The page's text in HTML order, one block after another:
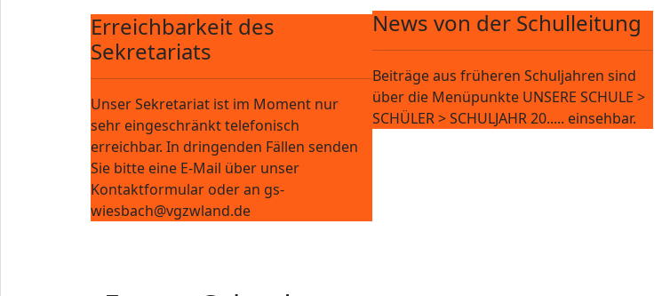
Erreichbarkeit des
Sekretariats
Unser Sekretariat ist im Moment nur
sehr eingeschränkt telefonisch
erreichbar. In dringenden Fällen senden
Sie bitte eine E-Mail über unser
Kontaktformular oder an gs-
wiesbach@vgzwland.de
News von der Schulleitung
Beiträge aus früheren Schuljahren sind
über die Menüpunkte UNSERE SCHULE >
SCHÜLER > SCHULJAHR 20..... einsehbar.